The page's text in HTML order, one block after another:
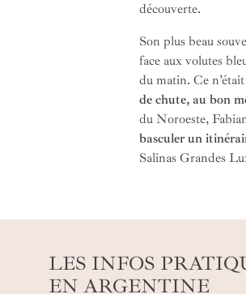
découverte.
Son plus beau
face aux volutes
du matin. Ce
de chute, au bon
du Noroeste,
basculer un
Salinas Grandes
LES INFOS
EN ARGENTINE